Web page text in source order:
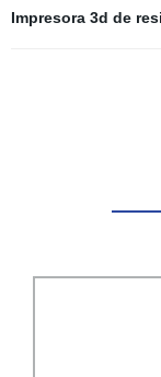
Impresora 3d de